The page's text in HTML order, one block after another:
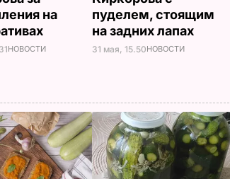
на
НОВОСТИ
пуделем, стоящим
на задних лапах
31 мая, 15.50НОВОСТИ